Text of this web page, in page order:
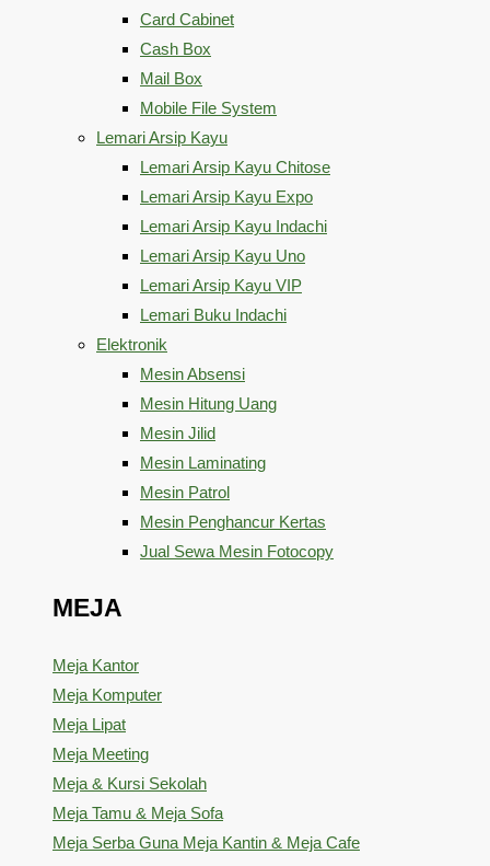
Card Cabinet
Cash Box
Mail Box
Mobile File System
Lemari Arsip Kayu
Lemari Arsip Kayu Chitose
Lemari Arsip Kayu Expo
Lemari Arsip Kayu Indachi
Lemari Arsip Kayu Uno
Lemari Arsip Kayu VIP
Lemari Buku Indachi
Elektronik
Mesin Absensi
Mesin Hitung Uang
Mesin Jilid
Mesin Laminating
Mesin Patrol
Mesin Penghancur Kertas
Jual Sewa Mesin Fotocopy
MEJA
Meja Kantor
Meja Komputer
Meja Lipat
Meja Meeting
Meja & Kursi Sekolah
Meja Tamu & Meja Sofa
Meja Serba Guna Meja Kantin & Meja Cafe